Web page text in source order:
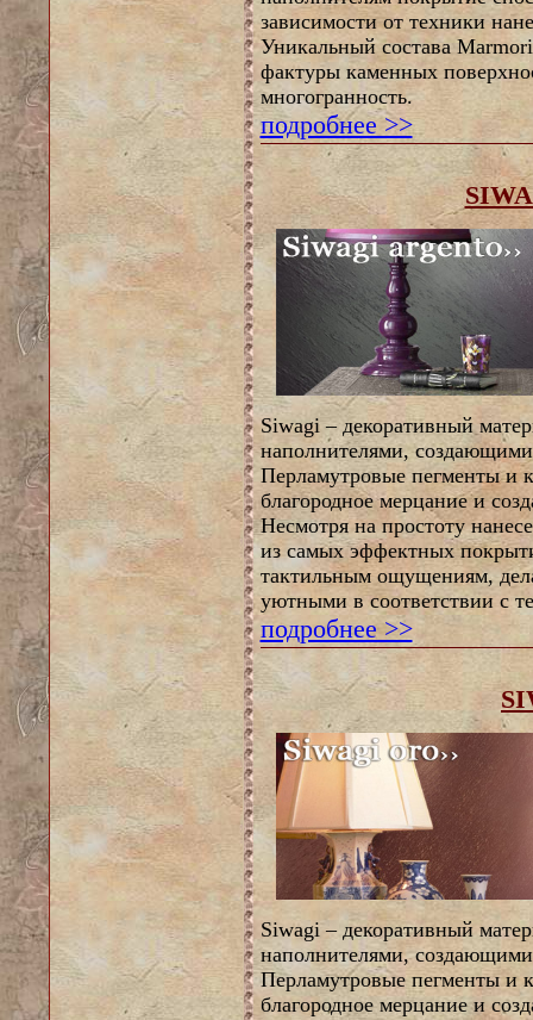
зависимости от техники
Уникальный состава
фактуры каменных
многогранность.
подробнее >>
Siwagi – декоративный
наполнителями,
Перламутровые пегменты и
благородное мерцание и
Несмотря на простоту
из самых эффектных
тактильным ощущениям,
уютными в соответствии с
подробнее >>
Siwagi – декоративный
наполнителями,
Перламутровые пегменты и
благородное мерцание и